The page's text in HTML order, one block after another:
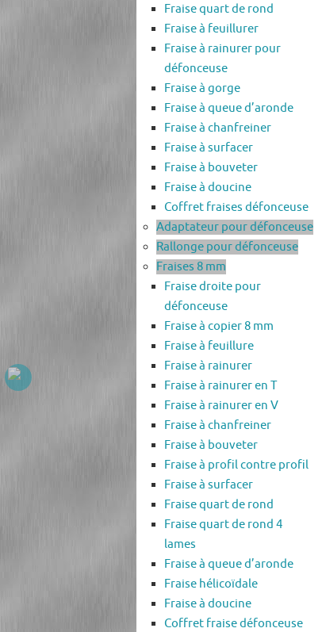
Fraise quart de rond
Fraise à feuillurer
Fraise à rainurer pour
défonceuse
Fraise à gorge
Fraise à queue d’aronde
Fraise à chanfreiner
Fraise à surfacer
Fraise à bouveter
Fraise à doucine
Coffret fraises défonceuse
Adaptateur pour défonceuse
Rallonge pour défonceuse
Fraises 8 mm
Fraise droite pour
défonceuse
Fraise à copier 8 mm
Fraise à feuillure
Fraise à rainurer
Fraise à rainurer en T
Fraise à rainurer en V
Fraise à chanfreiner
Fraise à bouveter
Fraise à profil contre profil
Fraise à surfacer
Fraise quart de rond
Fraise quart de rond 4
lames
Fraise à queue d’aronde
Fraise hélicoïdale
Fraise à doucine
Coffret fraise défonceuse